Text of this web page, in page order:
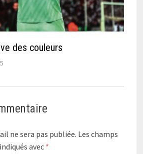
des couleurs
ne sera pas publiée. Les champs
avec *